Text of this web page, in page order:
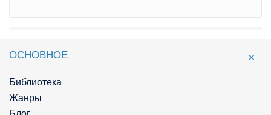
ОСНОВНОЕ
Библиотека
Жанры